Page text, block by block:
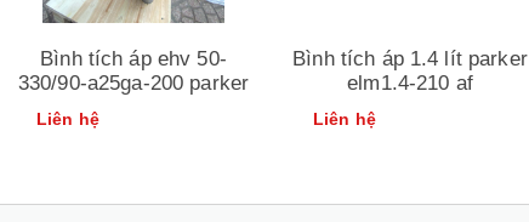
Bình tích áp ehv 50-
330/90-a25ga-200 parker
Liên hệ
Bình tích áp 1.4 lít parker
elm1.4-210 af
Liên hệ